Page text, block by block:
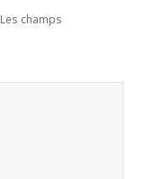
Les champs